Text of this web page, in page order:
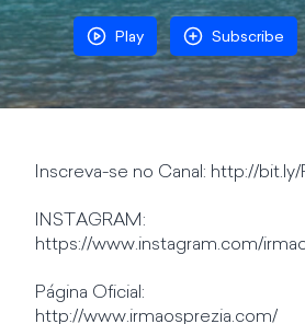
Play Subscribe
Inscreva-se no Canal: http://bit.ly/
INSTAGRAM:
https://www.instagram.com/
Página Oficial:
http://www.irmaosprezia.com/